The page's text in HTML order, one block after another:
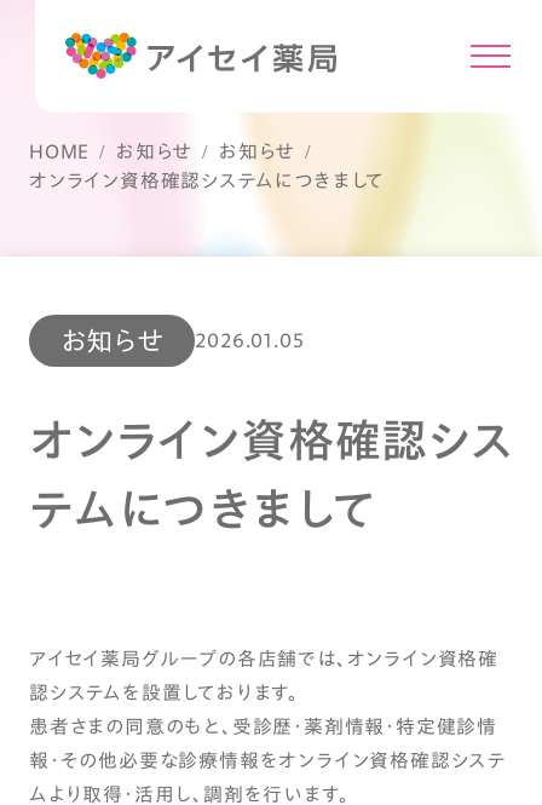
HOME お知らせ
お知らせ
オンライン資格確認システムにつきまして
お知らせ 2026.01.05
オンライン資格確認シス
テムにつきまして
アイセイ薬局グループの各店舗では、オンライン資格確
認システムを設置しております。
患者さまの同意のもと、受診歴・薬剤情報・特定健診情
報・その他必要な診療情報をオンライン資格確認システ
ムより取得・活用し、調剤を行います。